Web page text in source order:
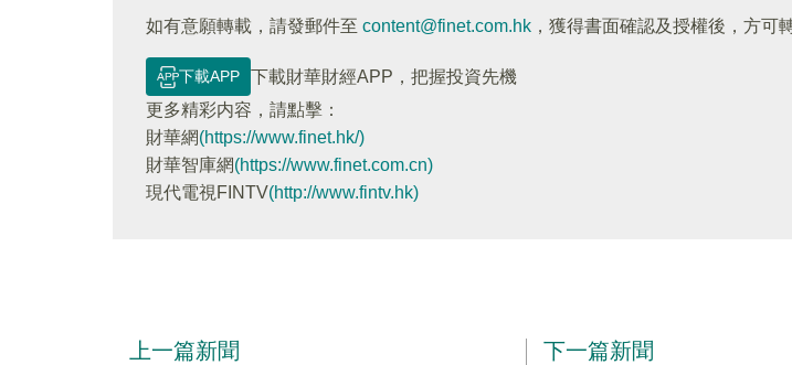
如有意願轉載，請發郵件至 content@finet.com.hk ，獲得書面確認及授權後，方可
下載APP
下載財華財經APP，把握投資先機
更多精彩内容，請點擊：
財華網(https://www.finet.hk/)
財華智庫網(https://www.finet.com.cn)
現代電視FINTV(http://www.fintv.hk)
上一篇新聞 下一篇新聞